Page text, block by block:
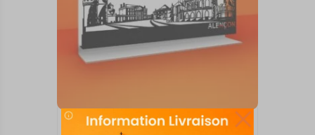
SKYLINE SUR SOCLE